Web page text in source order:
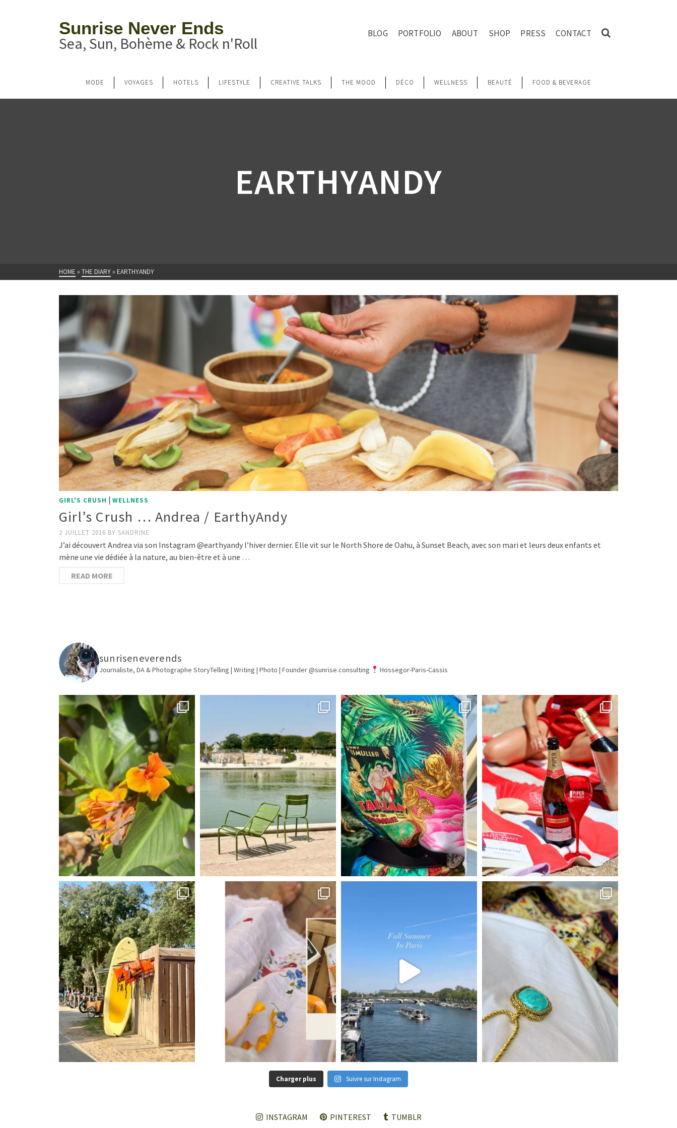
Sunrise Never Ends
Sea, Sun, Bohème & Rock n'Roll
BLOG PORTFOLIO ABOUT SHOP PRESS CONTACT
MODE VOYAGES HOTELS LIFESTYLE CREATIVE TALKS THE MOOD DÉCO WELLNESS BEAUTÉ FOOD & BEVERAGE
EARTHYANDY
HOME » THE DIARY » EARTHYANDY
GIRL'S CRUSH | WELLNESS
Girl’s Crush … Andrea / EarthyAndy
2 JUILLET 2016 BY SANDRINE
J’ai découvert Andrea via son Instagram @earthyandy l’hiver dernier. Elle vit sur le North Shore de Oahu, à Sunset Beach, avec son mari et leurs deux enfants et
mène une vie dédiée à la nature, au bien-être et à une …
READ MORE
sunriseneverends
Journaliste, DA & Photographe StoryTelling | Writing | Photo | Founder @sunrise.consulting Hossegor-Paris-Cassis
Charger plus Suivre sur Instagram
INSTAGRAM PINTEREST TUMBLR